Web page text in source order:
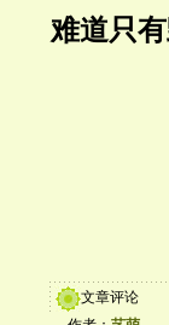
难道只
文章评论